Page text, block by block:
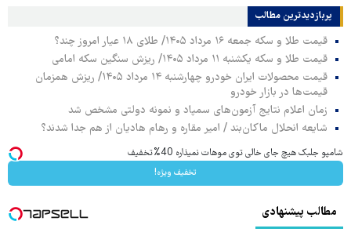
پربازدیدترین‌ مطالب
قیمت طلا و سکه جمعه ۱۶ مرداد ۱۴۰۵/ طلای ۱۸ عیار امروز چند؟
قیمت طلا و سکه یکشنبه ۱۱ مرداد ۱۴۰۵/ ریزش سنگین سکه امامی
قیمت محصولات ایران خودرو چهارشنبه ۱۴ مرداد ۱۴۰۵/ ریزش همزمان
قیمت‌ها در بازار خودرو
زمان اعلام نتایج آزمون‌های سمپاد و نمونه دولتی مشخص شد
شایعه انحلال ماکان‌بند / امیر مقاره و رهام هادیان از هم جدا شدند؟
شامپو جلبک هیچ جای خالی توی موهات نمیذاره 40%تخفیف
تخفیف ویژه!
مطالب پیشنهادی